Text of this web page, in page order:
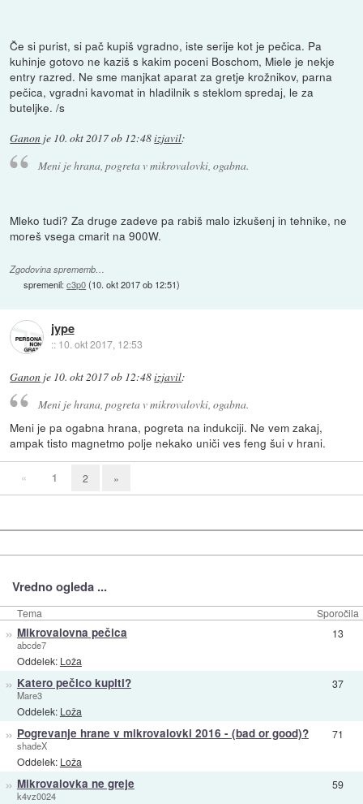
Če si purist, si pač kupiš vgradno, iste serije kot je pečica. Pa
kuhinje gotovo ne kaziš s kakim poceni Boschom, Miele je nekje
entry razred. Ne sme manjkat aparat za gretje krožnikov, parna
pečica, vgradni kavomat in hladilnik s steklom spredaj, le za
buteljke. /s
Ganon je 10. okt 2017 ob 12:48izjavil:
Meni je hrana, pogreta v mikrovalovki, ogabna.
Mleko tudi? Za druge zadeve pa rabiš malo izkušenj in tehnike, ne
moreš vsega cmarit na 900W.
Zgodovina sprememb…
spremenil:c3p0(10. okt 2017 ob 12:51)
jype
:: 10. okt 2017, 12:53
Ganon je 10. okt 2017 ob 12:48izjavil:
Meni je hrana, pogreta v mikrovalovki, ogabna.
Meni je pa ogabna hrana, pogreta na indukciji. Ne vem zakaj,
ampak tisto magnetmo polje nekako uniči ves feng šui v hrani.
« 1 2 »
Vredno ogleda ...
Tema Sporočila
» Mikrovalovna pečica
abcde7
Oddelek: Loža
13
» Katero pečico kupiti?
Mare3
Oddelek: Loža
37
» Pogrevanje hrane v mikrovalovki 2016 - (bad or good)?
shadeX
Oddelek: Loža
71
» Mikrovalovka ne greje
k4vz0024
59